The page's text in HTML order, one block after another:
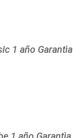
1 año Garantìa